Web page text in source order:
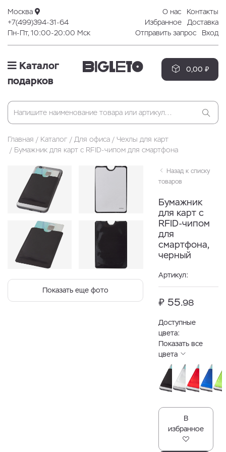
Москва
+7(499)394-31-64
Пн-Пт, 10:00-20:00 Мск
О нас
Контакты
Избранное
Доставка
Отправить запрос
Вход
Каталог
подарков
0,00 ₽
Главная Каталог Для офиса
Чехлы для карт
Бумажник для карт с RFID-чипом для смартфона
Показать еще фото
Назад к списку
товаров
Бумажник
для карт с
RFID-чипом
для
смартфона,
черный
Артикул:
₽ 55.98
Доступные
цвета:
Показать все
цвета
В
избранное